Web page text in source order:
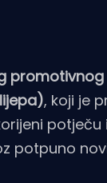
, koji je
potpuno